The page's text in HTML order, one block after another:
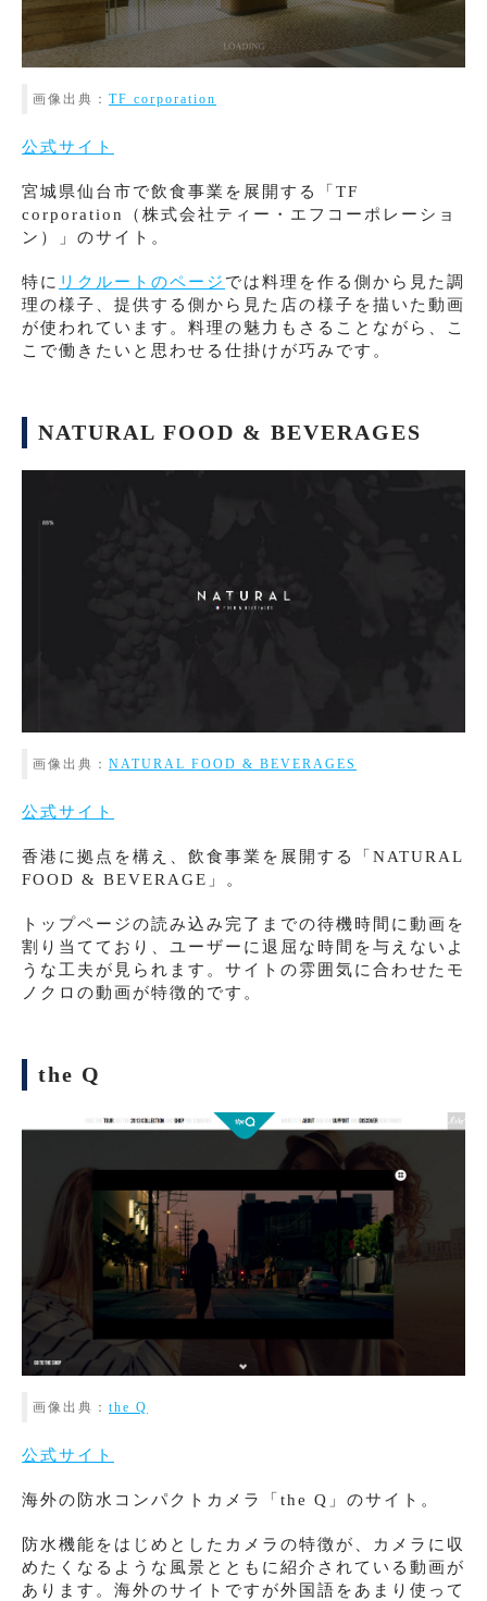
画像出典： TF corporation
公式サイト
宮城県仙台市で飲食事業を展開する「TF
corporation（株式会社ティー・エフコーポレーショ
ン）」のサイト。
特に リクルートのページ では料理を作る側から見た調
理の様子、提供する側から見た店の様子を描いた動画
が使われています。料理の魅力もさることながら、こ
こで働きたいと思わせる仕掛けが巧みです。
NATURAL FOOD & BEVERAGES
画像出典： NATURAL FOOD & BEVERAGES
公式サイト
香港に拠点を構え、飲食事業を展開する「NATURAL
FOOD & BEVERAGE」。
トップページの読み込み完了までの待機時間に動画を
割り当てており、ユーザーに退屈な時間を与えないよ
うな工夫が見られます。サイトの雰囲気に合わせたモ
ノクロの動画が特徴的です。
the Q
画像出典： the Q
公式サイト
海外の防水コンパクトカメラ「the Q」のサイト。
防水機能をはじめとしたカメラの特徴が、カメラに収
めたくなるような風景とともに紹介されている動画が
あります。海外のサイトですが外国語をあまり使って